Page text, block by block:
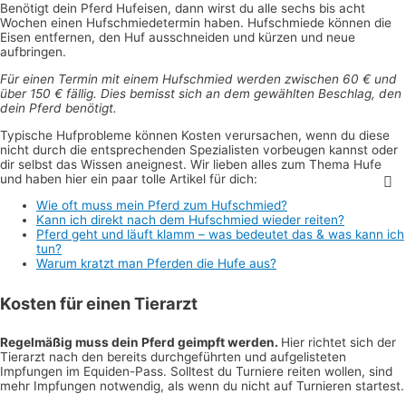
Benötigt dein Pferd Hufeisen, dann wirst du alle sechs bis acht
Wochen einen Hufschmiedetermin haben. Hufschmiede können die
Eisen entfernen, den Huf ausschneiden und kürzen und neue
aufbringen.
Für einen Termin mit einem Hufschmied werden zwischen 60 € und
über 150 € fällig. Dies bemisst sich an dem gewählten Beschlag, den
dein Pferd benötigt.
Typische Hufprobleme können Kosten verursachen, wenn du diese
nicht durch die entsprechenden Spezialisten vorbeugen kannst oder
dir selbst das Wissen aneignest. Wir lieben alles zum Thema Hufe
und haben hier ein paar tolle Artikel für dich:
Wie oft muss mein Pferd zum Hufschmied?
Kann ich direkt nach dem Hufschmied wieder reiten?
Pferd geht und läuft klamm – was bedeutet das & was kann ich
tun?
Warum kratzt man Pferden die Hufe aus?
Kosten für einen Tierarzt
Regelmäßig muss dein Pferd geimpft werden. Hier richtet sich der
Tierarzt nach den bereits durchgeführten und aufgelisteten
Impfungen im Equiden-Pass. Solltest du Turniere reiten wollen, sind
mehr Impfungen notwendig, als wenn du nicht auf Turnieren startest.